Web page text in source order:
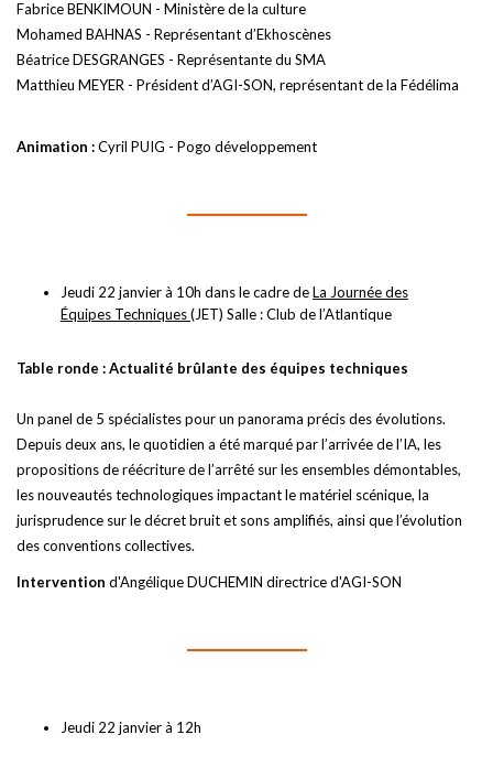
Fabrice BENKIMOUN - Ministère de la culture
Mohamed BAHNAS - Représentant d’Ekhoscènes
Béatrice DESGRANGES - Représentante du SMA
Matthieu MEYER - Président d’AGI-SON, représentant de la Fédélima
Animation :Cyril PUIG - Pogo développement
Jeudi 22 janvier à 10h dans le cadre deLa Journée des
Équipes Techniques(JET) Salle : Club de l’Atlantique
Table ronde : Actualité brûlante des équipes techniques
Un panel de 5 spécialistes pour un panorama précis des évolutions.
Depuis deux ans, le quotidien a été marqué par l’arrivée de l’IA, les
propositions de réécriture de l’arrêté sur les ensembles démontables,
les nouveautés technologiques impactant le matériel scénique, la
jurisprudence sur le décret bruit et sons amplifiés, ainsi que l’évolution
des conventions collectives.
Intervention d'Angélique DUCHEMIN directrice d'AGI-SON
Jeudi 22 janvier à 12h